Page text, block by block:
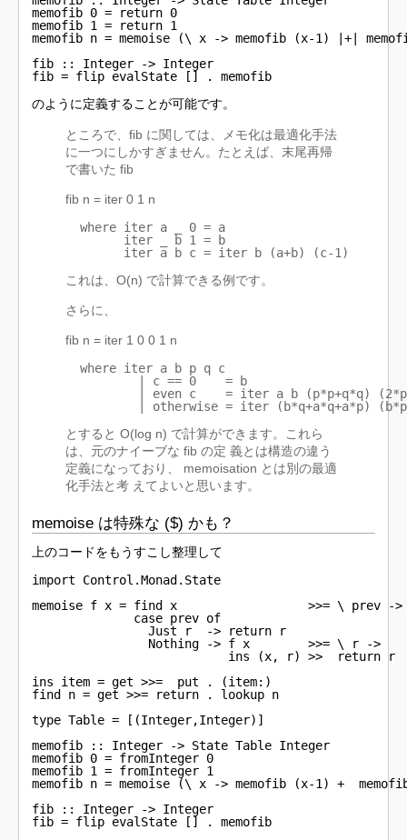
memofib 0 = return 0
memofib 1 = return 1
memofib n = memoise (\ x -> memofib (x-1) |+|
fib :: Integer ->
fib = flip evalState [] . memofib
のように定義することが可能です。
ところで、fib に関しては、メモ化は最適化手法
に一つにしかすぎません。たとえば、末尾再帰
で書いた fib
fib n = iter 0 1 n
  where iter a _ 0 = a
        iter _ b 1 = b
        iter a b c = iter b (a+b) (c-1)
これは、O(n) で計算できる例です。
さらに、
fib n = iter 1 0 0 1 n
  where iter a b p q c
          | c == 0    = b
| even c    = iter a b (p*p+q*q)
| otherwise = iter (b*q+a*q+a*p)
とすると O(log n) で計算ができます。これら
は、元のナイーブな fib の定 義とは構造の違う
定義になっており、 memoisation とは別の最適
化手法と考 えてよいと思います。
memoise は特殊な ($) かも？
上のコードをもうすこし整理して
import Control.Monad.State
memoise f x = find x                  >>= \ prev ->
              case prev of
                Just r  -> return r
                Nothing -> f x        >>= \ r ->
                           ins (x, r) >>  return r
ins item = get >>=  put . (item:)
find n = get >>= return . lookup n
type Table = [(Integer,Integer)]
memofib :: Integer -> State Table Integer
memofib 0 = fromInteger 0
memofib 1 = fromInteger 1
memofib n = memoise (\ x -> memofib (x-1) +
fib :: Integer ->
fib = flip evalState [] . memofib